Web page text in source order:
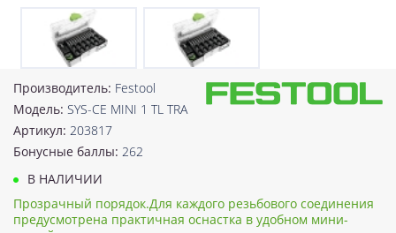
Производитель: Festool
Модель: SYS-CE MINI 1 TL TRA
Артикул: 203817
Бонусные баллы: 262
В НАЛИЧИИ
Прозрачный порядок.Для каждого резьбового соединения
предусмотрена практичная оснастка в удобном мини-